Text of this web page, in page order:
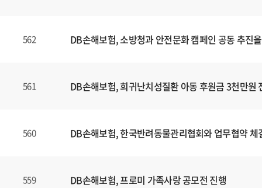
562 DB손해보험, 소방청과 안전문화 캠페인 공동 추진
561 DB손해보험, 희귀난치성질환 아동 후원금 3천만원
560 DB손해보험, 한국반려동물관리협회와 업무협약 체
559 DB손해보험, 프로미 가족사랑 공모전 진행